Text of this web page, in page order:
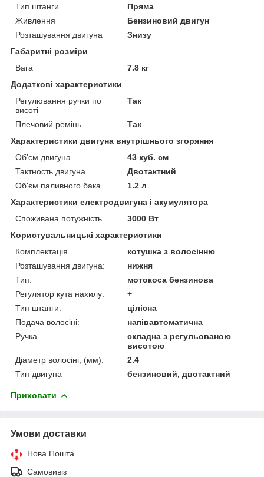
Тип штанги
Пряма
Живлення
Бензиновий двигун
Розташування двигуна
Знизу
Габаритні розміри
Вага
7.8 кг
Додаткові характеристики
Регулювання ручки по
висоті
Так
Плечовий ремінь
Так
Характеристики двигуна внутрішнього згоряння
Об'єм двигуна
43 куб. см
Тактность двигуна
Двотактний
Об'єм паливного бака
1.2 л
Характеристики електродвигуна і акумулятора
Споживана потужність
3000 Вт
Користувальницькі характеристики
Комплектація
котушка з волосінню
Розташування двигуна:
нижня
Тип:
мотокоса бензинова
Регулятор кута нахилу:
+
Тип штанги:
цілісна
Подача волосіні:
напівавтоматична
Ручка
складна з регульованою
висотою
Діаметр волосіні, (мм):
2.4
Тип двигуна
бензиновий, двотактний
Приховати
Умови доставки
Нова Пошта
Самовивіз